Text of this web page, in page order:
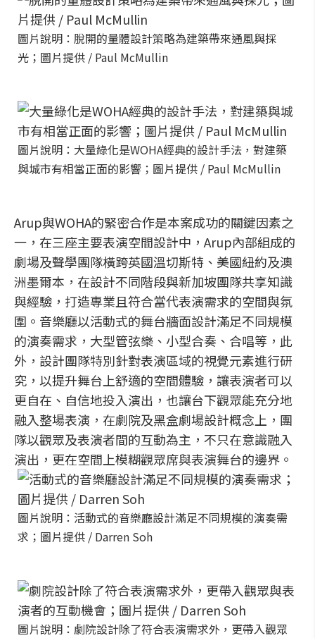
圖片說明：脫開的量體設計策略為建築帶來通風與採
光；圖片提供 / Paul McMullin
圖片說明：大量綠化是WOHA經典的設計手法，對建築
與城市有相當正面的影響；圖片提供 / Paul McMullin
Arup與WOHA的緊密合作是本案成功的關鍵因素之
一，在三座主要表演空間設計中，Arup內部組成的
劇場及聲學團隊橫跨英國溫切斯特、美國紐約及澳
洲墨爾本，在設計不同階段與新加坡團隊共享知識
與經驗，打造專業且符合當代表演需求的空間與氛
圍。音樂廳以活動式的舞台牆面設計滿足不同規模
的演奏需求，大型管弦樂、小型合奏、合唱等，此
外，設計團隊特別針對表演區域的視覺元素進行研
究，以提升舞台上舒適的空間體驗，讓表演者可以
更自在、自信地投入演出，也讓台下觀眾能充分地
融入整場表演，在劇院及黑盒劇場設計概念上，團
隊以觀眾及表演者間的互動為主，不只在意識融入
演出，更在空間上模糊觀眾席與表演舞台的邊界。
圖片說明：活動式的音樂廳設計滿足不同規模的演奏需
求；圖片提供 / Darren Soh
圖片說明：劇院設計除了符合表演需求外，更帶入觀眾